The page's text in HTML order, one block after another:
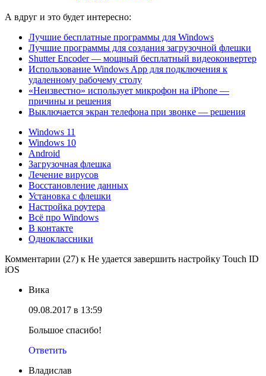
А вдруг и это будет интересно:
Лучшие бесплатные программы для Windows
Лучшие программы для создания загрузочной флешки
Shutter Encoder — мощный бесплатный видеоконвертер
Использование Windows App для подключения к
удаленному рабочему столу
«Неизвестно» использует микрофон на iPhone —
причины и решения
Выключается экран телефона при звонке — решения
Windows 11
Windows 10
Android
Загрузочная флешка
Лечение вирусов
Восстановление данных
Установка с флешки
Настройка роутера
Всё про Windows
В контакте
Одноклассники
Комментарии (27) к Не удается завершить настройку Touch ID
iOS
Вика
09.08.2017 в 13:59
Большое спасибо!
Ответить
Владислав